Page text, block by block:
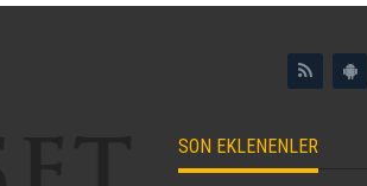
SON EKLENENLER